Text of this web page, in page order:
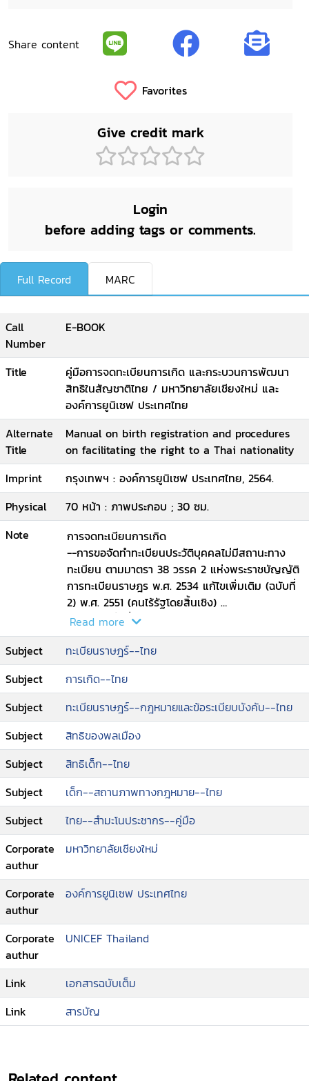
Share content
Favorites
Give credit mark
Login
before adding tags or comments.
Full Record MARC
Call
Number
E-BOOK
Title
คู่มือการจดทะเบียนการเกิด และกระบวนการพัฒนา
สิทธิในสัญชาติไทย / มหาวิทยาลัยเชียงใหม่ และ
องค์การยูนิเซฟ ประเทศไทย
Alternate
Title
Manual on birth registration and procedures
on facilitating the right to a Thai nationality
Imprint
กรุงเทพฯ : องค์การยูนิเซฟ ประเทศไทย, 2564.
Physical
70 หน้า : ภาพประกอบ ; 30 ซม.
Note
การจดทะเบียนการเกิด
--การขอจัดทำทะเบียนประวัติบุคคลไม่มีสถานะทาง
ทะเบียน ตามมาตรา 38 วรรค 2 แห่งพระราชบัญญัติ
การทะเบียนราษฎร พ.ศ. 2534 แก้ไขเพิ่มเติม (ฉบับที่
2) พ.ศ. 2551 (คนไร้รัฐโดยสิ้นเชิง)
--การขอเพิ่มชื่อและรายการบุคคล ในทะเบียนราษฎร
ตามข้อ 97 แห่งระเบียบสำนักทะเบียนว่าด้วยการจัด
ทำ ทะเบียนราษฎร พ.ศ. 2535
--การขอลงรายการสัญชาติตามระเบียบสำนักทะเบียน
กลางว่าด้วยการพิจารณาลงรายการสถานะบุคคลใน
ทะเบียบราษฎร ให้แก่บุคคลบนพื้นที่สูง พ.ศ. 2543
--การขอลงรายการสัญชาติไทยตามมาตรา 23 แห่ง
พระราชบัญญัติสัญชาติ พ.ศ. 2508 แก้ไขเพิ่มเติม
(ฉบับที่ 4) พ.ศ. 2551
--การขอสัญชาติไทย กรณีคนไร้รากเหง้า มาตรา
19/2 แห่งพระราชบัญญัญญัติการทะเบียนราษฎร
พ.ศ. 2534 แก้ไขเพิ่มเติม (ฉบับที่ 3) พ.ศ. 2562
--การขอพัฒนาสิทธิในสัญชาติไทยของคนไทยพลัด
ถิ่น แห่งพระราชบัญญัติสัญชาติ พ.ศ. 2508 แก้ไข
เพิ่มเติม (ฉบับที่ 5) พ.ศ. 2555
แก่บุคคลซึ่งเกิดในประเทศไทยตามพระราชบัญญัติ
สัญชาติ พ.ศ. 2508 แก้ไขเพิ่มเติม (ฉบับที่ 4) พ.ศ.
--การขอหนังสือรับรองความจำเป็นที่จะต้องมีสัญชาติ
ที่ไม่ใช่ชนกลุ่มน้อยหรือกลุ่มชาติพันธุ์ (นักเรียน/
นักศึกษา)
--สรุปการเข้าถึงสิทธิอันจำเป็นของคนที่มีปัญหา
สถานะบุคคล.
Read more
Subject
ทะเบียนราษฎร์--ไทย
Subject
การเกิด--ไทย
Subject
ทะเบียนราษฎร์--กฎหมายและข้อระเบียบบังคับ--ไทย
Subject
สิทธิของพลเมือง
Subject
สิทธิเด็ก--ไทย
Subject
เด็ก--สถานภาพทางกฎหมาย--ไทย
Subject
ไทย--สำมะโนประชากร--คู่มือ
Corporate
authur
มหาวิทยาลัยเชียงใหม่
Corporate
authur
องค์การยูนิเซฟ ประเทศไทย
Corporate
authur
UNICEF Thailand
Link
เอกสารฉบับเต็ม
Link
สารบัญ